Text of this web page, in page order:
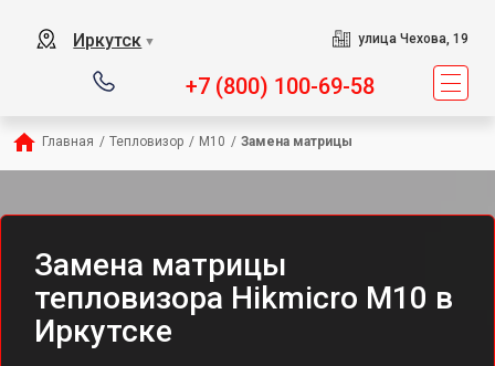
Иркутск ▼ улица Чехова, 19
+7 (800) 100-69-58
Главная / Тепловизор / M10 / Замена матрицы
Замена матрицы
тепловизора Hikmicro M10 в
Иркутске